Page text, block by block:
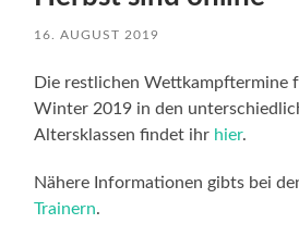
16. AUGUST 2019
Die restlichen Wettkampftermine
Winter 2019 in den
Altersklassen findet ihr hier.
Nähere Informationen gibts bei
Trainern.